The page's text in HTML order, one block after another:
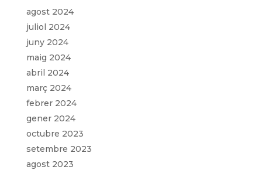
agost 2024
juliol 2024
juny 2024
maig 2024
abril 2024
març 2024
febrer 2024
gener 2024
octubre 2023
setembre 2023
agost 2023